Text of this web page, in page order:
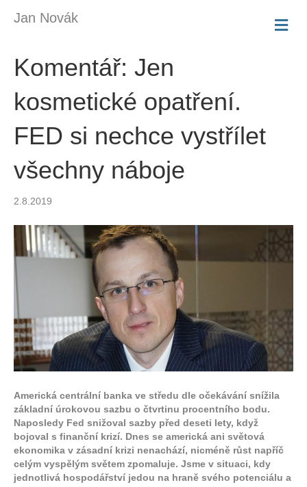
Jan Novák M
E
Komentář: Jen
kosmetické opatření.
FED si nechce vystřílet
všechny náboje
2.8.2019
Americká centrální banka ve středu dle očekávání snížila
základní úrokovou sazbu o čtvrtinu procentního bodu.
Naposledy Fed snižoval sazby před deseti lety, když
bojoval s finanční krizí. Dnes se americká ani světová
ekonomika v zásadní krizi nenachází, nicméně růst napříč
celým vyspělým světem zpomaluje. Jsme v situaci, kdy
jednotlivá hospodářství jedou na hraně svého potenciálu a